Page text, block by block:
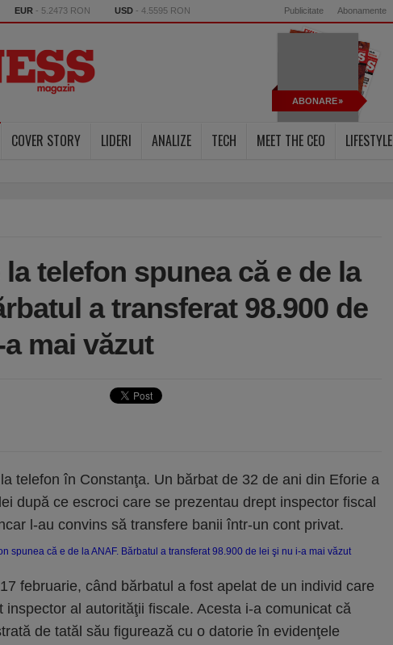
EUR - 5.2473 RON USD - 4.5595 RON Publicitate Abonamente
ABONARE
COVER STORY LIDERI ANALIZE TECH MEET THE CEO LIFESTYLE
la telefon spunea că e de la
a transferat 98.900 de
mai văzut
telefon în Constanţa. Un bărbat de 32 de ani din Eforie a
după ce escroci care se prezentau drept inspector fiscal
l-au convins să transfere banii într-un cont privat.
februarie, când bărbatul a fost apelat de un individ care
inspector al autorităţii fiscale. Acesta i-a comunicat că
de tatăl său figurează cu o datorie în evidenţele